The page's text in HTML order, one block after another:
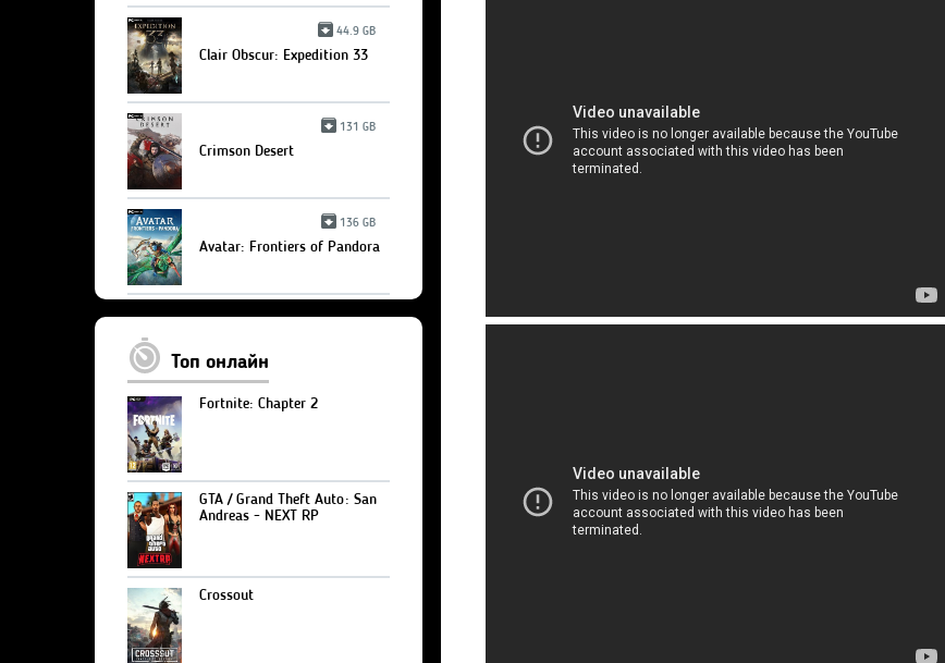
44.9 GB
Clair Obscur: Expedition 33
131 GB
Crimson Desert
136 GB
Avatar: Frontiers of Pandora
Топ онлайн
Fortnite: Chapter 2
GTA / Grand Theft Auto: San
Andreas - NEXT RP
Crossout